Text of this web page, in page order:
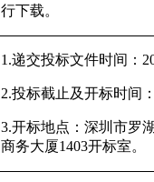
行下载。
1.递交投标文件时间：
2.投标截止及开标时间
3.开标地点： 深圳市罗
商务大厦1403开标室。